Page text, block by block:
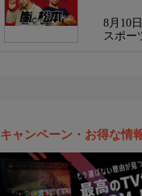
8月10
スポー
キャンペーン・お得な情